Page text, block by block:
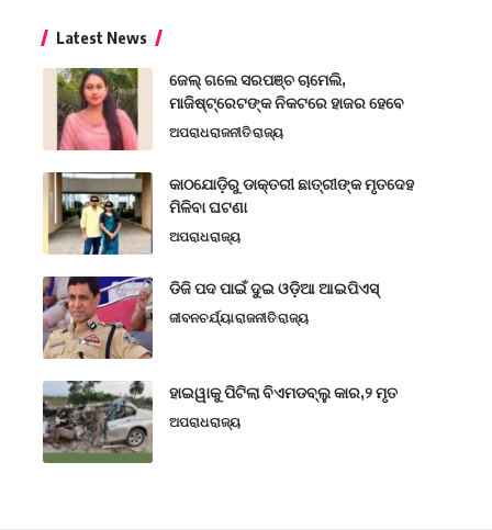
Latest News
ଜେଲ୍ ଗଲେ ସରପଞ୍ଚ ଚାମେଲି,
ମାଜିଷ୍ଟ୍ରେଟଙ୍କ ନିକଟରେ ହାଜର ହେବେ
ଅପରାଧରାଜନୀତିରାଜ୍ୟ
କାଠଯୋଡ଼ିରୁ ଡାକ୍ତରୀ ଛାତ୍ରୀଙ୍କ ମୃତଦେହ
ମିଳିବା ଘଟଣା
ଅପରାଧରାଜ୍ୟ
ଡିଜି ପଦ ପାଇଁ ଦୁଇ ଓଡ଼ିଆ ଆଇପିଏସ୍
ଜୀବନଚର୍ଯ୍ୟାରାଜନୀତିରାଜ୍ୟ
ହାଇୱାକୁ ପିଟିଲା ବିଏମଡବ୍ଲୁ କାର,୨ ମୃତ
ଅପରାଧରାଜ୍ୟ